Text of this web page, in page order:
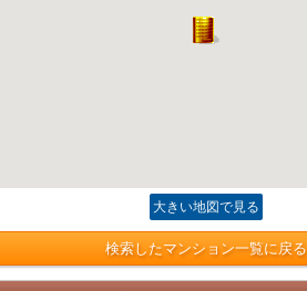
大きい地図で見る
検索したマンション一覧に戻る